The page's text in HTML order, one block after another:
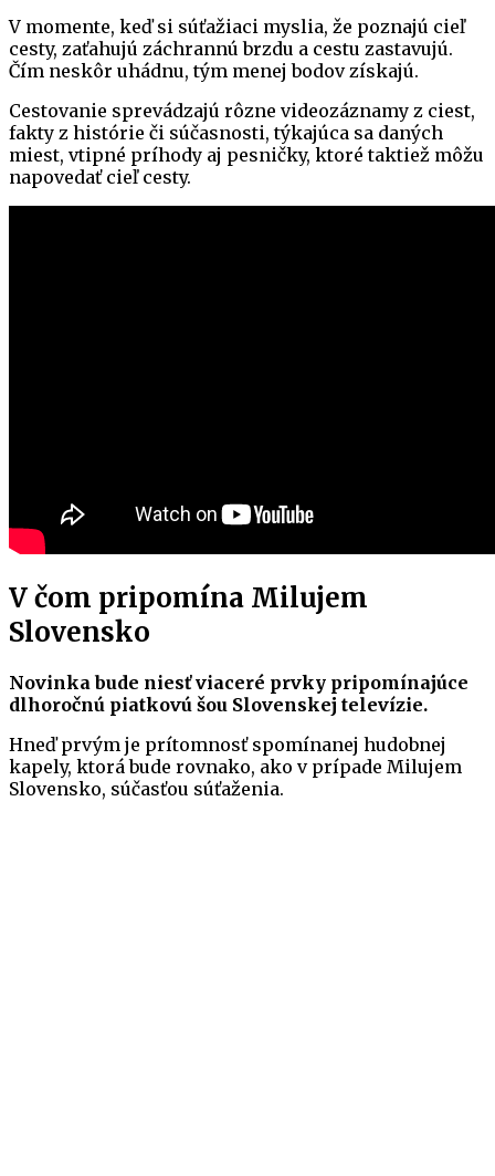
V momente, keď si súťažiaci myslia, že poznajú cieľ
cesty, zaťahujú záchrannú brzdu a cestu zastavujú.
Čím neskôr uhádnu, tým menej bodov získajú.
Cestovanie sprevádzajú rôzne videozáznamy z ciest,
fakty z histórie či súčasnosti, týkajúca sa daných
miest, vtipné príhody aj pesničky, ktoré taktiež môžu
napovedať cieľ cesty.
V čom pripomína Milujem
Slovensko
Novinka bude niesť viaceré prvky pripomínajúce
dlhoročnú piatkovú šou Slovenskej televízie.
Hneď prvým je prítomnosť spomínanej hudobnej
kapely, ktorá bude rovnako, ako v prípade Milujem
Slovensko, súčasťou súťaženia.